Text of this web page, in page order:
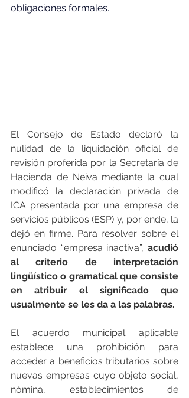
obligaciones formales.
El Consejo de Estado declaró la
nulidad de la liquidación oficial de
revisión proferida por la Secretaría de
Hacienda de Neiva mediante la cual
modificó la declaración privada de
ICA presentada por una empresa de
servicios públicos (ESP) y, por ende, la
dejó en firme. Para resolver sobre el
enunciado “empresa inactiva”, acudió
al criterio de interpretación
lingüístico o gramatical que consiste
en atribuir el significado que
usualmente se les da a las palabras.
El acuerdo municipal aplicable
establece una prohibición para
acceder a beneficios tributarios sobre
nuevas empresas cuyo objeto social,
nómina, establecimientos de